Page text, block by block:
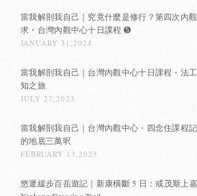
當我解剖我自己｜究竟什麼是修行？第四次內
求・台灣內觀中心十日課程 ➎
JANUARY 31,2024
當我解剖我自己｜台灣內觀中心十日課程・法
知之旅
JULY 27,2023
當我解剖我自己｜台灣內觀中心・四念住課程
的地底三萬呎
FEBRUARY 13,2023
悠遲緩步百岳遊記｜新康橫斷 5 日：戒茂斯上